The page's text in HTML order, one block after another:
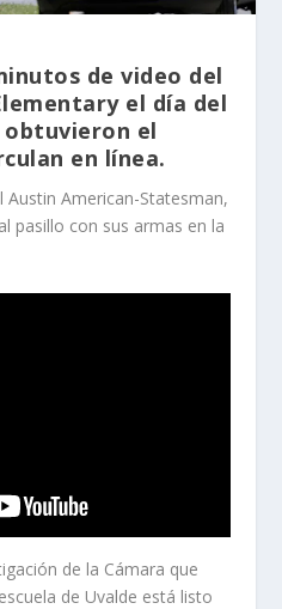
de video del
el día del
el
en línea.
Austin American-Statesman,
pasillo con sus armas en la
de la Cámara que
de Uvalde está listo